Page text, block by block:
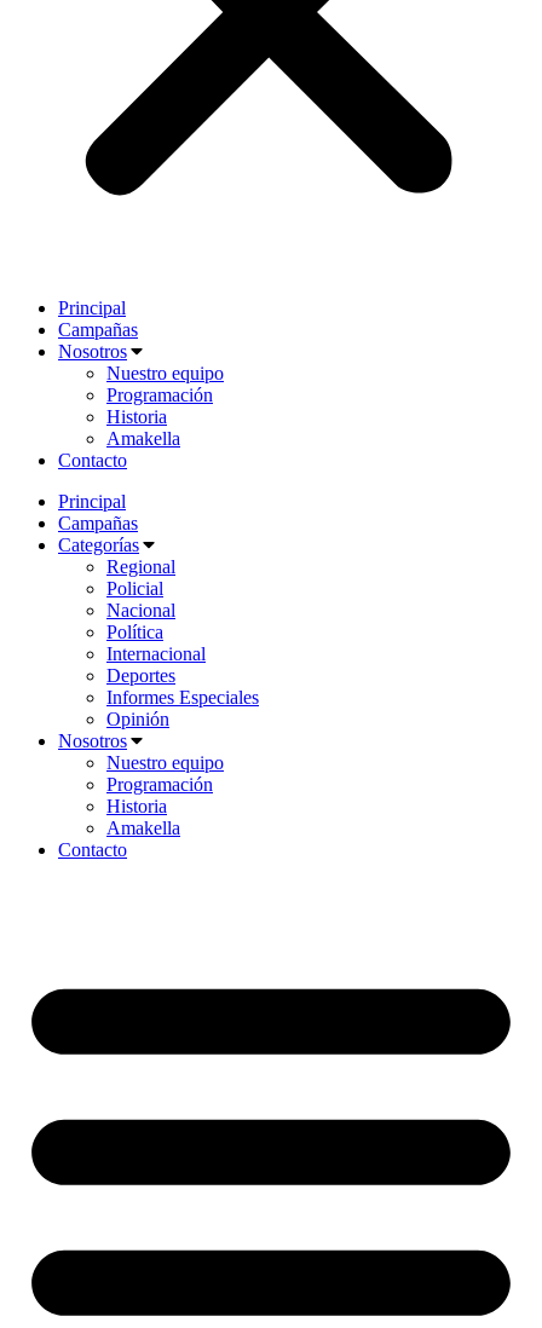
Principal
Campañas
Nosotros
Nuestro equipo
Programación
Historia
Amakella
Contacto
Principal
Campañas
Categorías
Regional
Policial
Nacional
Política
Internacional
Deportes
Informes Especiales
Opinión
Nosotros
Nuestro equipo
Programación
Historia
Amakella
Contacto